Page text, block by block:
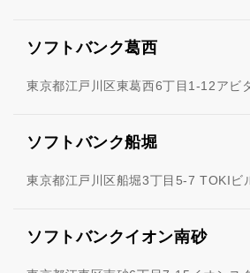
ソフトバンク葛西
東京都江戸川区東葛西6丁目1-12アビ
ソフトバンク船堀
東京都江戸川区船堀3丁目5-7 TOKIビ
ソフトバンクイオン南砂